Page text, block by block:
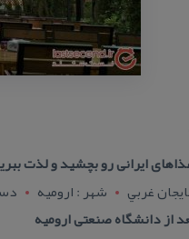
ایرانی رو بچشید و لذت
غربي شهر : اروميه
از دانشگاه صنعتی ارومیه